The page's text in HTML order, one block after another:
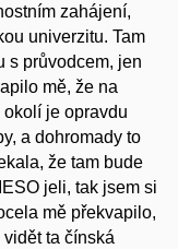
zahájení,
univerzitu. Tam
s průvodcem, jen
mě, že na
je opravdu
a dohromady to
že tam bude
jeli, tak jsem si
mě překvapilo,
ta čínská